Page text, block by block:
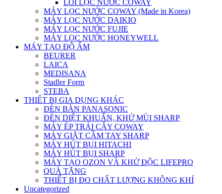
LÕI LỌC NƯỚC COWAY
MÁY LỌC NƯỚC COWAY (Made in Korea)
MÁY LỌC NƯỚC DAIKIO
MÁY LỌC NƯỚC FUJIE
MÁY LỌC NƯỚC HONEYWELL
MÁY TẠO ĐỘ ẨM
BEURER
LAICA
MEDISANA
Stadler Form
STEBA
THIẾT BỊ GIA DỤNG KHÁC
ĐÈN BÀN PANASONIC
ĐÈN DIỆT KHUẨN, KHỬ MÙI SHARP
MÁY ÉP TRÁI CÂY COWAY
MÁY GIẶT CẦM TAY SHARP
MÁY HÚT BỤI HITACHI
MÁY HÚT BỤI SHARP
MÁY TẠO OZON VÀ KHỬ ĐỘC LIFEPRO
QUÀ TẶNG
THIẾT BỊ ĐO CHẤT LƯỢNG KHÔNG KHÍ
Uncategorized